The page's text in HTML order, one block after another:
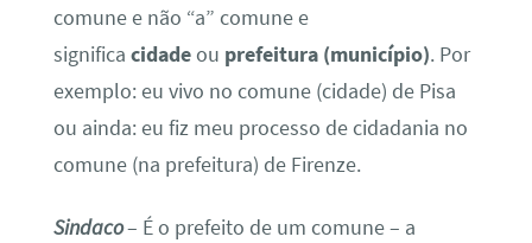
comune e não “a” comune e
significa cidadeou prefeitura (município). Por
exemplo: eu vivo no comune (cidade) de Pisa
ou ainda: eu fiz meu processo de cidadania no
comune (na prefeitura) de Firenze.
Sindaco– É o prefeito de um comune – a